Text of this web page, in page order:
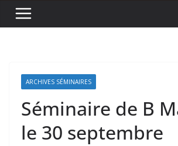
ARCHIVES SÉMINAIRES
Séminaire de B
le 30 septembre